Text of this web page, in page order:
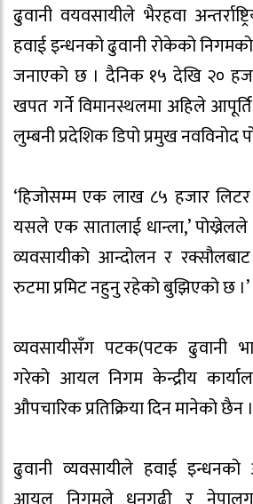
ढुवानी वयवसायीले भैरहवा
हवाई इन्धनको ढुवानी रोकेको
जनाएको छ । दैनिक १५ देखि २०
खपत गर्ने विमानस्थलमा अहिले
लुम्बनी प्रदेशिक डिपो प्रमुख नवविनोद
‘हिजोसम्म एक लाख ८५ हजार लिटर
यसले एक सातालाई धान्ला,’ पोख्रेलले
व्यवसायीको आन्दोलन र
रुटमा प्रमिट नहुनु रहेको बुझिएको छ ।’
व्यवसायीसँग पटक(पटक ढुवानी
गरेको आयल निगम केन्द्रीय
औपचारिक प्रतिक्रिया दिन मानेको छैन ।
ढुवानी व्यवसायीले हवाई